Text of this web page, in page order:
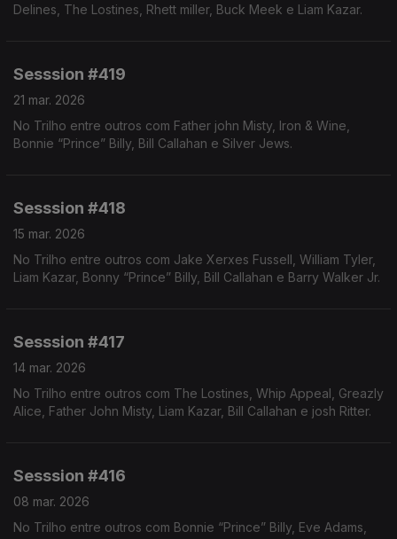
Delines, The Lostines, Rhett miller, Buck Meek e Liam Kazar.
Sesssion #419
21 mar. 2026
No Trilho entre outros com Father john Misty, Iron & Wine,
Bonnie “Prince” Billy, Bill Callahan e Silver Jews.
Sesssion #418
15 mar. 2026
No Trilho entre outros com Jake Xerxes Fussell, William Tyler,
Liam Kazar, Bonny “Prince” Billy, Bill Callahan e Barry Walker Jr.
Sesssion #417
14 mar. 2026
No Trilho entre outros com The Lostines, Whip Appeal, Greazly
Alice, Father John Misty, Liam Kazar, Bill Callahan e josh Ritter.
Sesssion #416
08 mar. 2026
No Trilho entre outros com Bonnie “Prince” Billy, Eve Adams,